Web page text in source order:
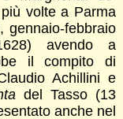
volte a Parma
gennaio-febbraio
avendo a
il compito di
Achillini e
del Tasso (13
anche nel